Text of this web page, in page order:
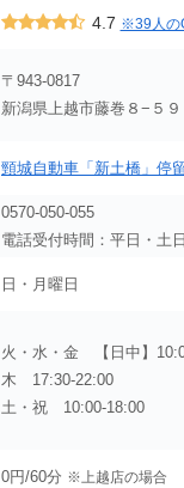
4.7 ※39人の
〒943-0817
新潟県上越市藤巻８−５
頸城自動車「新土橋」停
0570-050-055
電話受付時間：平日・土
日・月曜日
火・水・金 【日中】
木 17:30-22:00
土・祝 10:00-18:00
0円/60分 ※上越店の場合